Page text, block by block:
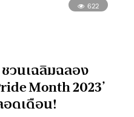
622
วนเฉลิมฉลอง
Month 2023’
ดเดือน!